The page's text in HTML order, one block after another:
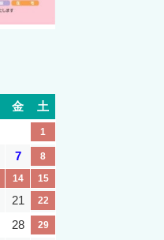
金 土
1
7
8
14
15
21 22
28 29